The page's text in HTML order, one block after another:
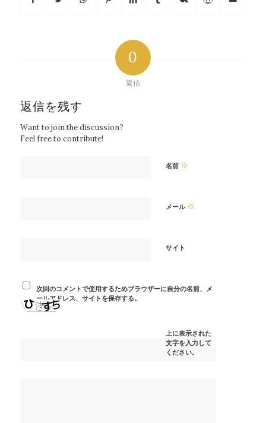
0
返信
返信を残す
Want to join the discussion?
Feel free to contribute!
名前 ※
メール ※
サイト
次回のコメントで使用するためブラウザーに自分の名前、メ
ールアドレス、サイトを保存する。
上に表示された
文字を入力して
ください。